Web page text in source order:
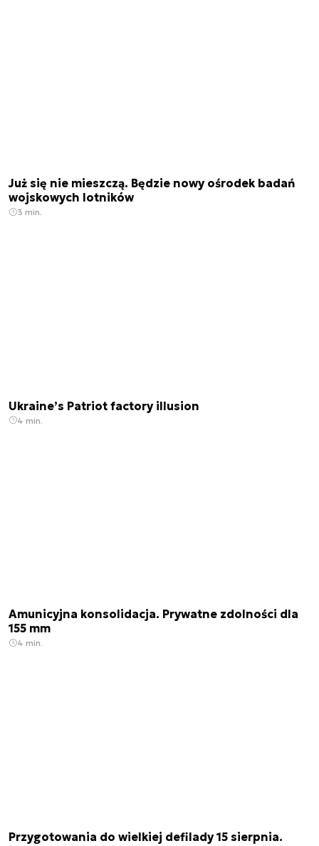
Już się nie mieszczą. Będzie nowy ośrodek badań
wojskowych lotników
3 min.
Ukraine’s Patriot factory illusion
4 min.
Amunicyjna konsolidacja. Prywatne zdolności dla
155 mm
4 min.
Przygotowania do wielkiej defilady 15 sierpnia.